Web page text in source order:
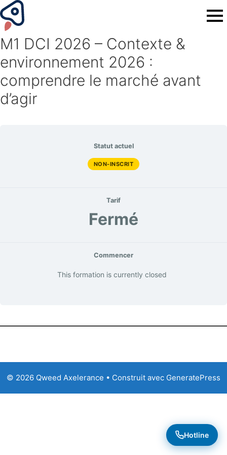
M1 DCI 2026 – Contexte &
environnement 2026 :
comprendre le marché avant
d’agir
Statut actuel
NON-INSCRIT
Tarif
Fermé
Commencer
This formation is currently closed
© 2026 Qweed Axelerance • Construit avec GeneratePress
Hotline